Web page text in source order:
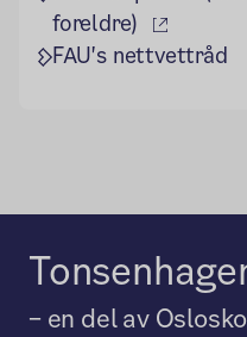
foreldre)
(ekstern
FAU's nettvettråd
– en del av